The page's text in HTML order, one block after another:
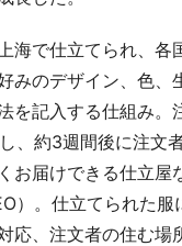
海で仕立てられ、各
みのデザイン、色、
を記入する仕組み。
、約3週間後に注文
お届けできる仕立屋
）。仕立てられた服
応、注文者の住む場